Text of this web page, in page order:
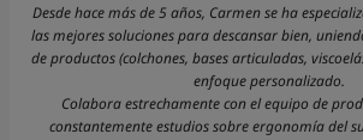
Desde hace más de 5 años, Carmen se ha
las mejores soluciones para descansar bien,
de productos (colchones, bases articuladas,
enfoque personalizado.
Colabora estrechamente con el equipo de
constantemente estudios sobre ergonomía del